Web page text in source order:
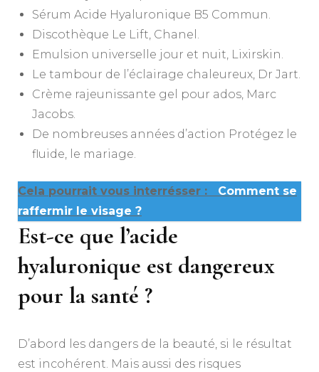
Sérum Acide Hyaluronique B5 Commun.
Discothèque Le Lift, Chanel.
Emulsion universelle jour et nuit, Lixirskin.
Le tambour de l’éclairage chaleureux, Dr Jart.
Crème rajeunissante gel pour ados, Marc
Jacobs.
De nombreuses années d’action Protégez le
fluide, le mariage.
Cela pourrait vous interrésser :
Comment se
raffermir le visage ?
Est-ce que l’acide
hyaluronique est dangereux
pour la santé ?
D’abord les dangers de la beauté, si le résultat
est incohérent. Mais aussi des risques